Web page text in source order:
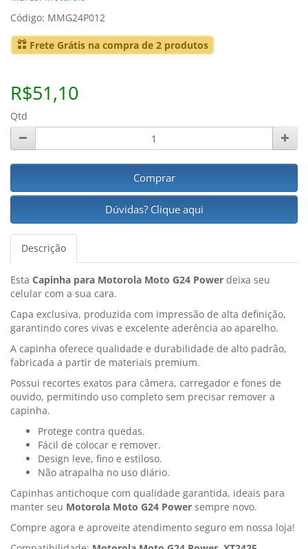
Código: MMG24P012
Frete Grátis na compra de 2 produtos
R$51,10
Qtd
Comprar
Dúvidas? Clique aqui
Descrição
Esta Capinha para Motorola Moto G24 Power deixa seu
celular com a sua cara.
Capa exclusiva, produzida com impressão de alta definição,
garantindo cores vivas e excelente aderência ao aparelho.
A capinha oferece qualidade e durabilidade de alto padrão,
fabricada a partir de materiais premium.
Possui recortes exatos para câmera, carregador e fones de
ouvido, permitindo uso completo sem precisar remover a
capinha.
Protege contra quedas.
Fácil de colocar e remover.
Design leve, fino e estiloso.
Não atrapalha no uso diário.
Capinhas antichoque com qualidade garantida, ideais para
manter seu Motorola Moto G24 Power sempre novo.
Compre agora e aproveite atendimento seguro em nossa loja!